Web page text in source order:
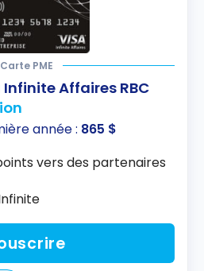
Carte PME
Affaires RBC
année : 865 $
vers des partenaires